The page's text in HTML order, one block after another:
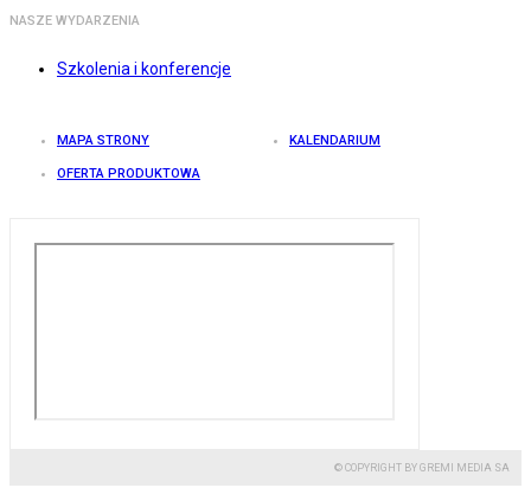
NASZE WYDARZENIA
Szkolenia i konferencje
MAPA STRONY KALENDARIUM
OFERTA PRODUKTOWA
© COPYRIGHT BY GREMI MEDIA SA